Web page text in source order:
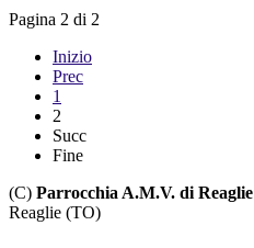
Pagina 2 di 2
Inizio
Prec
1
2
Succ
Fine
(C) Parrocchia A.M.V. di Reaglie
Reaglie (TO)